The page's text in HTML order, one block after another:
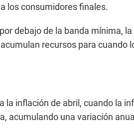
los consumidores finales.
debajo de la banda mínima,
recursos para cuando
la inflación de abril, cuando la
acumulando una variación